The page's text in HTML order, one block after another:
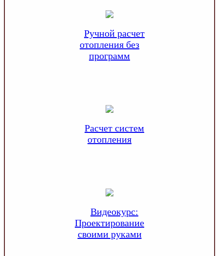
Ручной расчет
отопления без
программ
Расчет систем
отопления
Видеокурс:
Проектирование
своими руками